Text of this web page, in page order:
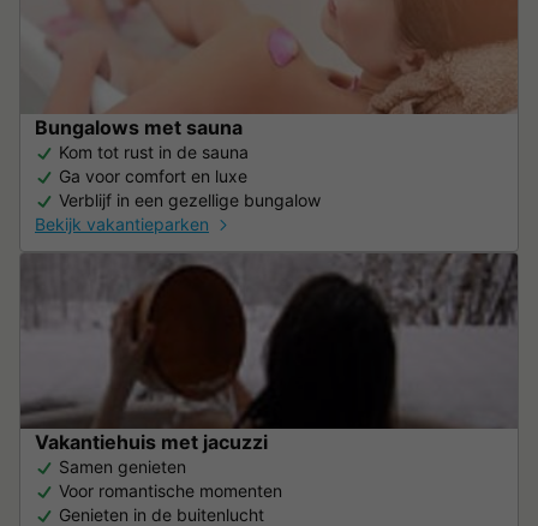
Bungalows met sauna
Kom tot rust in de sauna
Ga voor comfort en luxe
Verblijf in een gezellige bungalow
Bekijk vakantieparken
Vakantiehuis met jacuzzi
Samen genieten
Voor romantische momenten
Genieten in de buitenlucht